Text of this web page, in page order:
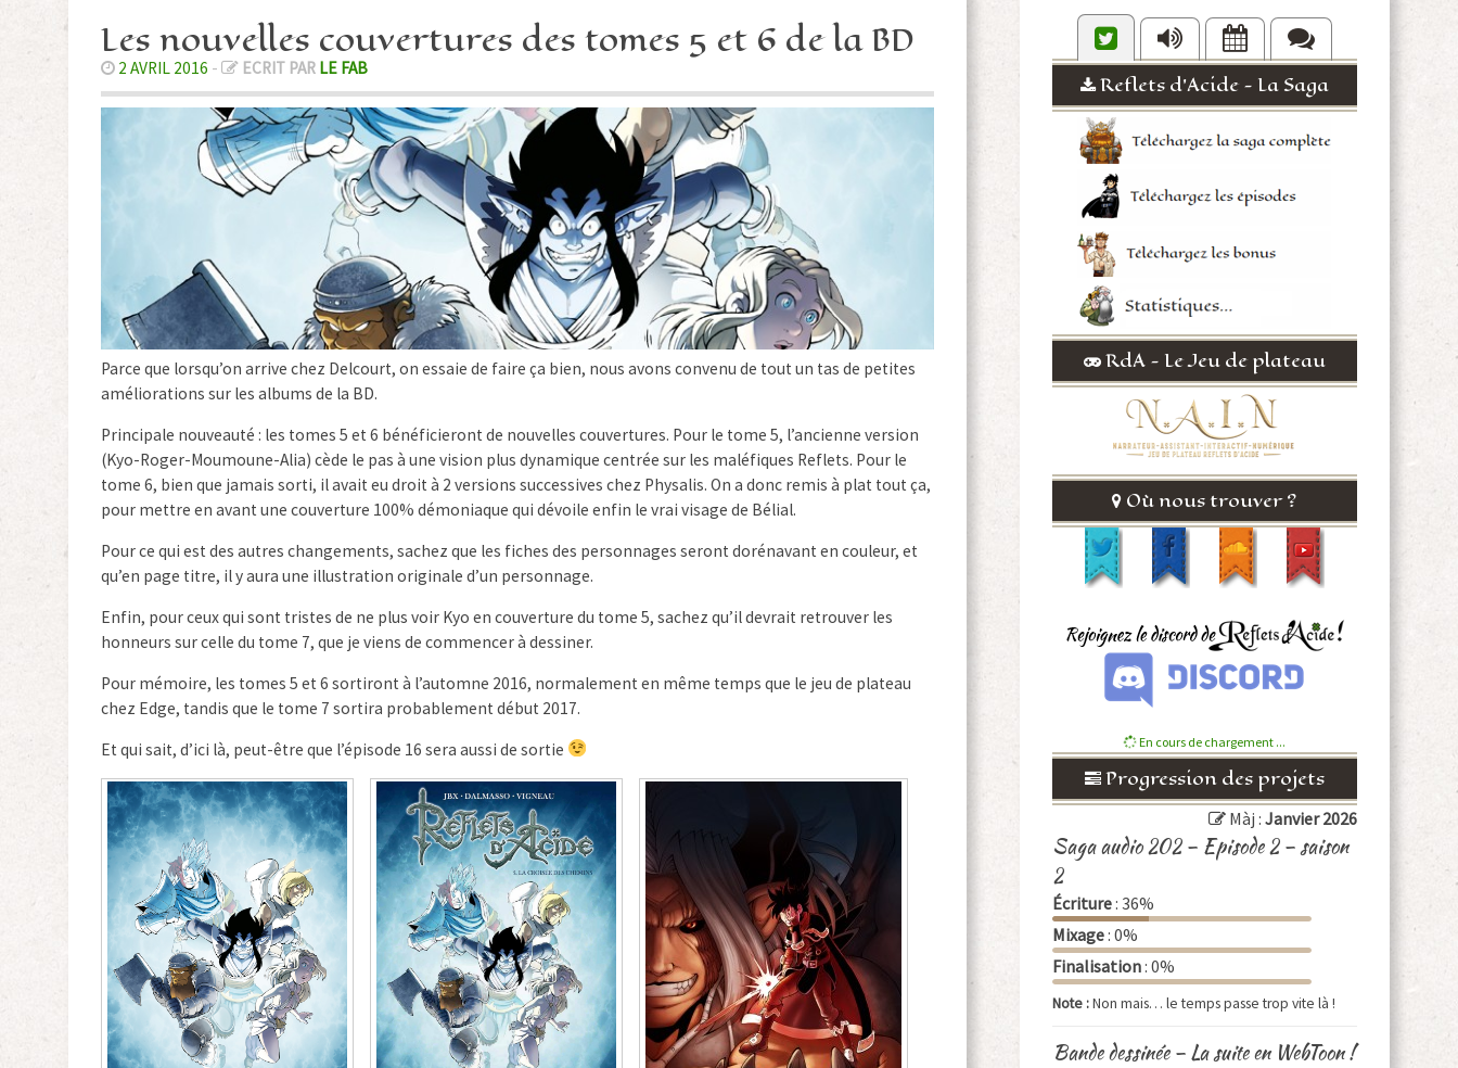
Les nouvelles couvertures des tomes 5 et 6 de la BD
2 AVRIL 2016 - ECRIT PAR LE FAB
Parce que lorsqu’on arrive chez Delcourt, on essaie de faire ça bien, nous avons convenu de tout un tas de petites
améliorations sur les albums de la BD.
Principale nouveauté : les tomes 5 et 6 bénéficieront de nouvelles couvertures. Pour le tome 5, l’ancienne version
(Kyo-Roger-Moumoune-Alia) cède le pas à une vision plus dynamique centrée sur les maléfiques Reflets. Pour le
tome 6, bien que jamais sorti, il avait eu droit à 2 versions successives chez Physalis. On a donc remis à plat tout ça,
pour mettre en avant une couverture 100% démoniaque qui dévoile enfin le vrai visage de Bélial.
Pour ce qui est des autres changements, sachez que les fiches des personnages seront dorénavant en couleur, et
qu’en page titre, il y aura une illustration originale d’un personnage.
Enfin, pour ceux qui sont tristes de ne plus voir Kyo en couverture du tome 5, sachez qu’il devrait retrouver les
honneurs sur celle du tome 7, que je viens de commencer à dessiner.
Pour mémoire, les tomes 5 et 6 sortiront à l’automne 2016, normalement en même temps que le jeu de plateau
chez Edge, tandis que le tome 7 sortira probablement début 2017.
Et qui sait, d’ici là, peut-être que l’épisode 16 sera aussi de sortie
Reflets d'Acide - La Saga
RdA - Le Jeu de plateau
Où nous trouver ?
En cours de chargement ...
Progression des projets
Màj : Janvier 2026
Saga audio 202 – Episode 2 – saison
2
Écriture: 36%
Mixage: 0%
Finalisation: 0%
Note :Non mais… le temps passe trop vite là !
Bande dessinée – La suite en WebToon !